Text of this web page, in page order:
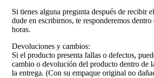
Si tienes alguna pregunta después de recibir
dude en escribirnos, te responderemos dentro
horas.
Devoluciones y cambios:
Si el producto presenta fallas o defectos,
cambio o devolución del producto dentro de
la entrega. (Con su empaque original no